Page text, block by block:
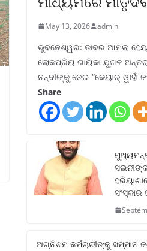
May 13, 2026 admin
ଭୁବନେଶ୍ୱର: ଡାବର ଆମଲା
ଲୋକପ୍ରିୟ ଗାୟିକା ଯୁଗଳ
ନନ୍ଦୀଙ୍କୁ ନେଇ “କେୟାର୍ ୱାହାଁ
Share
ସଂସ୍କାର
ଅଗ୍ନିଶମ କର୍ମଚାରୀଙ୍କୁ ସମ୍ମାନ